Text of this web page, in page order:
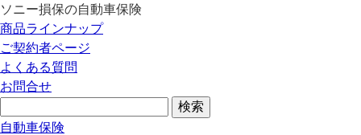
ソニー損保の自動車保険
商品ラインナップ
ご契約者ページ
よくある質問
お問合せ
自動車保険
自動車保険トップ
商品の特長
補償内容
自動車保険ガイド
お客様の満足・不満の声
自動車保険トップ